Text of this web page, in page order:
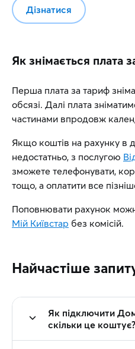
Дізнатися
Як знімається плата
Перша плата за тариф
обсязі. Далі плата
частинами впродовж
Якщо коштів на рахунку в
недостатньо, з послугою
зможете телефонувати,
тощо, а оплатити все
Поповнювати рахунок
Мій Київстар без комісій.
Найчастіше
Як підключити
скільки це коштує?